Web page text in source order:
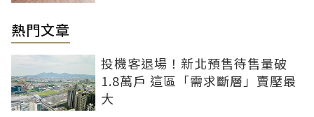
熱門文章
投機客退場！新北預售待售量破
1.8萬戶 這區「需求斷層」賣壓最
大